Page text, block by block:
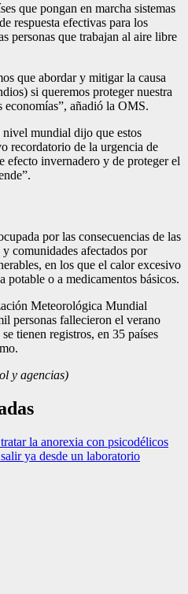
que pongan en marcha sistemas
respuesta efectivas para los
personas que trabajan al aire libre
que abordar y mitigar la causa
si queremos proteger nuestra
economías”, añadió la OMS.
mundial dijo que estos
recordatorio de la urgencia de
efecto invernadero y de proteger el
por las consecuencias de las
y comunidades afectados por
en los que el calor excesivo
potable o a medicamentos básicos.
Meteorológica Mundial
personas fallecieron el verano
tienen registros, en 35 países
y agencias)
la anorexia con psicodélicos
ya desde un laboratorio